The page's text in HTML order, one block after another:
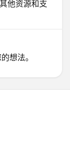
他资源和支
想法。